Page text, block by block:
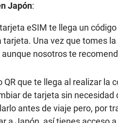
Japón:
eSIM te llega un código
Una vez que tomes
nosotros te
QR que te llega al realizar la
de tarjeta sin necesidad
antes de viaje pero, por